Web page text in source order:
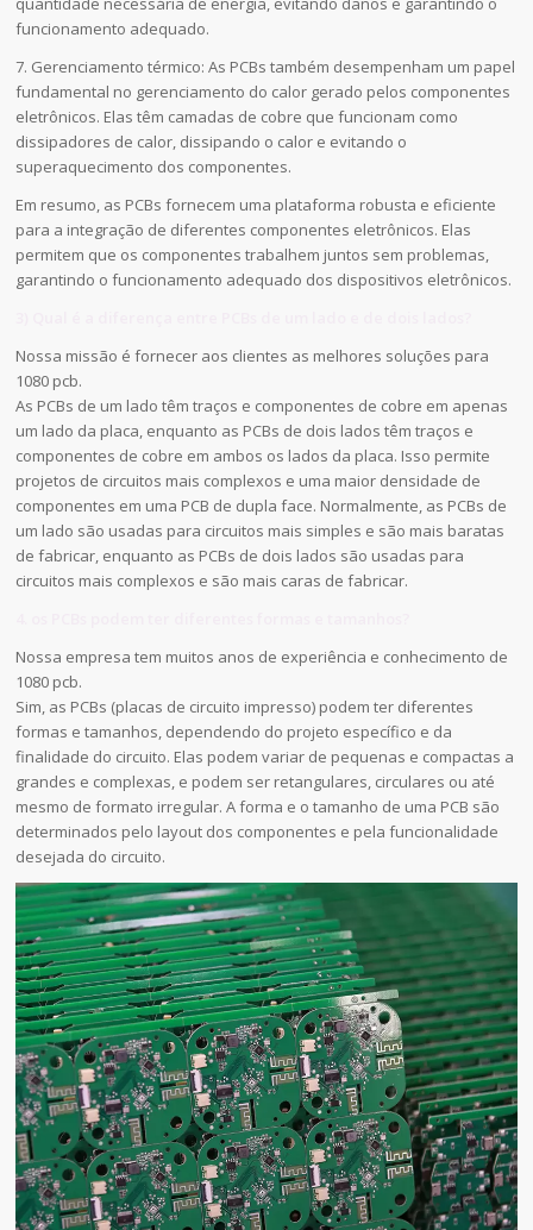
funcionamento adequado.
7. Gerenciamento térmico: As PCBs também desempenham um papel
fundamental no gerenciamento do calor gerado pelos componentes
eletrônicos. Elas têm camadas de cobre que funcionam como
dissipadores de calor, dissipando o calor e evitando o
superaquecimento dos componentes.
Em resumo, as PCBs fornecem uma plataforma robusta e eficiente
para a integração de diferentes componentes eletrônicos. Elas
permitem que os componentes trabalhem juntos sem problemas,
garantindo o funcionamento adequado dos dispositivos eletrônicos.
Nossa missão é fornecer aos clientes as melhores soluções para
1080 pcb.
As PCBs de um lado têm traços e componentes de cobre em apenas
um lado da placa, enquanto as PCBs de dois lados têm traços e
componentes de cobre em ambos os lados da placa. Isso permite
projetos de circuitos mais complexos e uma maior densidade de
componentes em uma PCB de dupla face. Normalmente, as PCBs de
um lado são usadas para circuitos mais simples e são mais baratas
de fabricar, enquanto as PCBs de dois lados são usadas para
circuitos mais complexos e são mais caras de fabricar.
Nossa empresa tem muitos anos de experiência e conhecimento de
1080 pcb.
Sim, as PCBs (placas de circuito impresso) podem ter diferentes
formas e tamanhos, dependendo do projeto específico e da
finalidade do circuito. Elas podem variar de pequenas e compactas a
grandes e complexas, e podem ser retangulares, circulares ou até
mesmo de formato irregular. A forma e o tamanho de uma PCB são
determinados pelo layout dos componentes e pela funcionalidade
desejada do circuito.